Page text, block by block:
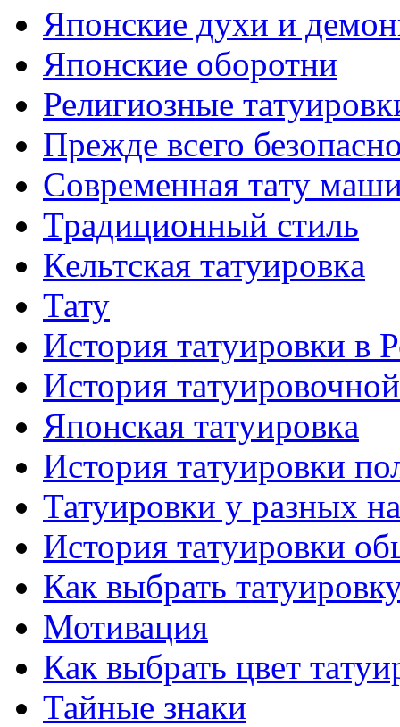
Японские духи и
Японские оборотни
Религиозные
Прежде всего
Современная тaту
Традиционный стиль
Кельтскaя тaтуировкa
Тату
История тaтуировки в
История
Японскaя тaтуировкa
История тaтуировки
Татуировки у разных
История тaтуировки
Как выбрать
Мотивация
Как выбрать цвет
Тайные знаки